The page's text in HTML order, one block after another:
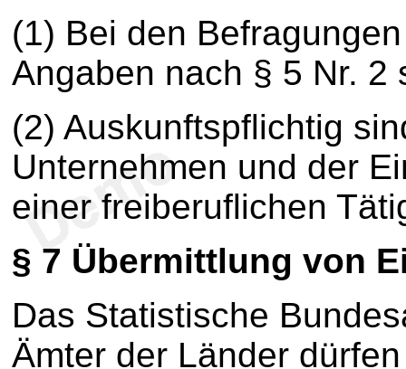
(1) Bei den
Angaben nach § 5 Nr. 2
(2) Auskunftspflichtig
Unternehmen und der
einer freiberuflichen
§ 7 Übermittlung von
Das Statistische
Ämter der Länder